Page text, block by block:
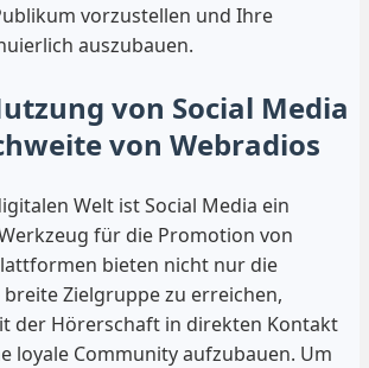
vorzustellen und Ihre
auszubauen.
von Social Media
von Webradios
Welt ist Social Media ein
für die Promotion von
bieten nicht nur die
Zielgruppe zu erreichen,
der Hörerschaft in direkten Kontakt
loyale Community aufzubauen. Um